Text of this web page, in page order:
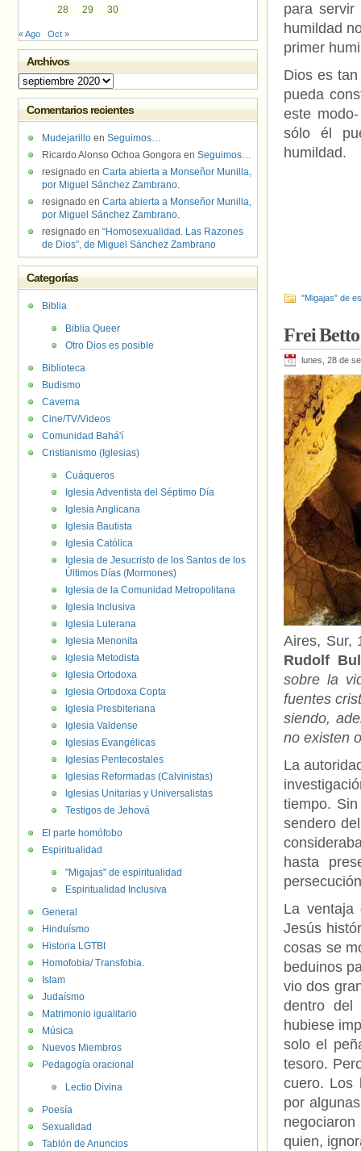
para
humildad
primer
Dios es
pueda
este
sólo él
humildad.
"Migajas" de
Frei
lunes, 28 de
Aires, Sur,
Rudolf
sobre la
fuentes
siendo,
no existen
La
tiempo.
sendero
hasta
La ventaja
Jesús
cosas se
beduinos
vio dos
dentro del
hubiese
solo el
tesoro.
cuero. Los
por
quien,
28
29 30
« Ago Oct »
Archivos
Archivos
Comentarios recientes
Mudejarillo en Seguimos…
Ricardo Alonso Ochoa Gongora en Seguimos…
resignado en Carta abierta a Monseñor Munilla,
por Miguel Sánchez Zambrano.
resignado en Carta abierta a Monseñor Munilla,
por Miguel Sánchez Zambrano.
resignado en “Homosexualidad. Las Razones
de Dios”, de Miguel Sánchez Zambrano
Categorías
Biblia
Biblia Queer
Otro Dios es posible
Biblioteca
Budismo
Caverna
Cine/TV/Videos
Comunidad Bahá'í
Cristianismo (Iglesias)
Cuáqueros
Iglesia Adventista del Séptimo Día
Iglesia Anglicana
Iglesia Bautista
Iglesia Católica
Iglesia de Jesucristo de los Santos de los
Últimos Días (Mormones)
Iglesia de la Comunidad Metropolitana
Iglesia Inclusiva
Iglesia Luterana
Iglesia Menonita
Iglesia Metodista
Iglesia Ortodoxa
Iglesia Ortodoxa Copta
Iglesia Presbiteriana
Iglesia Valdense
Iglesias Evangélicas
Iglesias Pentecostales
Iglesias Reformadas (Calvinistas)
Iglesias Unitarias y Universalistas
Testigos de Jehová
El parte homófobo
Espiritualidad
"Migajas" de espiritualidad
Espiritualidad Inclusiva
General
Hinduísmo
Historia LGTBI
Homofobia/ Transfobia.
Islam
Judaísmo
Matrimonio igualitario
Música
Nuevos Miembros
Pedagogía oracional
Lectio Divina
Poesía
Sexualidad
Tablón de Anuncios